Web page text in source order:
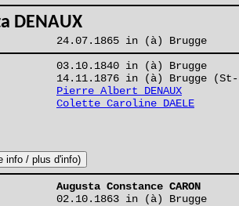
DENAUX
24.07.1865 in (à) Brugge
03.10.1840 in (à) Brugge
14.11.1876 in (à) Brugge (St-
Pierre Albert DENAUX
Colette Caroline DAELE
Augusta Constance CARON
02.10.1863 in (à) Brugge